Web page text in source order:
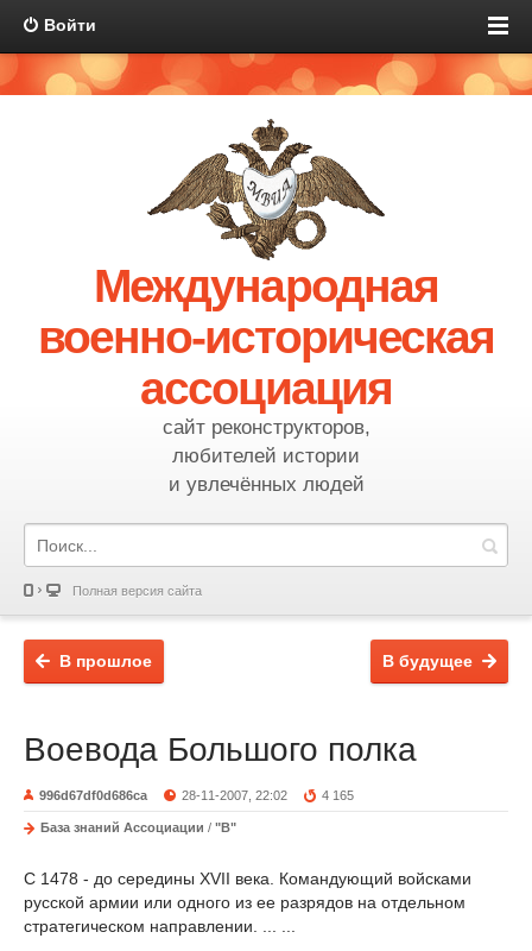
Войти
Международная
военно-историческая
ассоциация
сайт реконструкторов,
любителей истории
и увлечённых людей
Полная версия сайта
В будущее
В прошлое
Воевода Большого полка
996d67df0d686ca 28-11-2007, 22:02 4 165
База знаний Ассоциации / "В"
С 1478 - до середины XVII века. Командующий войсками
русской армии или одного из ее разрядов на отдельном
стратегическом направлении. ... ...